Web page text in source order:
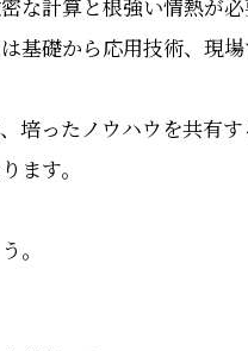
な計算と根強い情熱が必
基礎から応用技術、現
培ったノウハウを共有
ます。
。